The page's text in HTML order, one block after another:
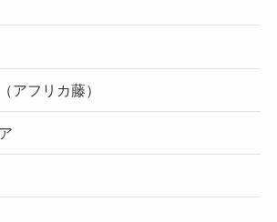
アフリカ藤）